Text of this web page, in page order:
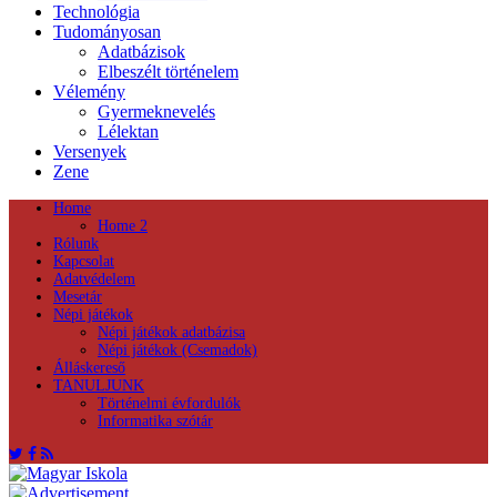
Technológia
Tudományosan
Adatbázisok
Elbeszélt történelem
Vélemény
Gyermeknevelés
Lélektan
Versenyek
Zene
Home
Home 2
Rólunk
Kapcsolat
Adatvédelem
Mesetár
Népi játékok
Népi játékok adatbázisa
Népi játékok (Csemadok)
Álláskereső
TANULJUNK
Történelmi évfordulók
Informatika szótár